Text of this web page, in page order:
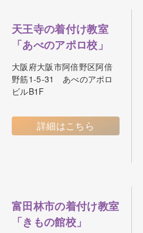
天王寺の着付け教室
「あべのアポロ校」
大阪府大阪市阿倍野区阿倍
野筋1-5-31 あべのアポロ
ビルB1F
詳細はこちら
富田林市の着付け教室
「きもの館校」